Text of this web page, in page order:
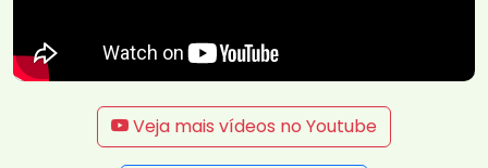
Veja mais vídeos no Youtube